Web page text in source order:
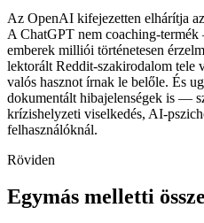
Az OpenAI kifejezetten elhárítja
A ChatGPT nem coaching-
emberek milliói történetesen
lektorált Reddit-szakirodalom tele
valós hasznot írnak le belőle. És
dokumentált hibajelenségek is —
krízishelyzeti viselkedés, AI-
felhasználóknál.
Röviden
Egymás melletti